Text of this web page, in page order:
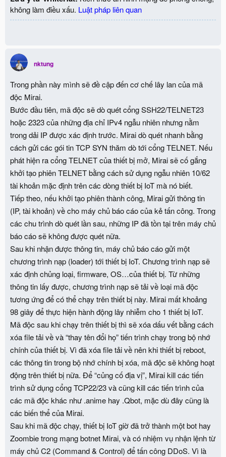
không làm điều xấu. Luật pháp liên quan
nktung
Trong phần này mình sẽ đề cập đến cơ chế lây lan của mã
độc Mirai.
Bước đầu tiên, mã độc sẽ dò quét cổng SSH22/TELNET23
hoặc 2323 của những địa chỉ IPv4 ngẫu nhiên nhưng nằm
trong dải IP được xác định trước. Mirai dò quét nhanh bằng
cách gửi các gói tin TCP SYN thăm dò tới cổng TELNET. Nếu
phát hiện ra cổng TELNET của thiết bị mở, Mirai sẽ cố gắng
khởi tạo phiên TELNET bằng cách sử dụng ngẫu nhiên 10/62
tài khoản mặc định trên các dòng thiết bị IoT mà nó biết.
Tiếp theo, nếu khởi tạo phiên thành công, Mirai gửi thông tin
(IP, tài khoản) về cho máy chủ báo cáo của kẻ tấn công. Trong
các chu trình dò quét lần sau, những IP đã tồn tại trên máy chủ
báo cáo sẽ không được quét nữa.
Sau khi nhận được thông tin, máy chủ báo cáo gửi một
chương trình nạp (loader) tới thiết bị IoT. Chương trình nạp sẽ
xác định chủng loại, firmware, OS…của thiết bị. Từ những
thông tin lấy được, chương trình nạp sẽ tải về loại mã độc
tương ứng để có thể chạy trên thiết bị này. Mirai mất khoảng
98 giây để thực hiện hành động lây nhiễm cho 1 thiết bị IoT.
Mã độc sau khi chạy trên thiết bị thì sẽ xóa dấu vết bằng cách
xóa file tải về và “thay tên đổi họ” tiến trình chạy trong bộ nhớ
chính của thiết bị. Vì đã xóa file tải về nên khi thiết bị reboot,
các thông tin trong bộ nhớ chính bị xóa, mã độc sẽ không hoạt
động trên thiết bị nữa. Để “củng cố địa vị”, Mirai kill các tiến
trình sử dụng cổng TCP22/23 và cũng kill các tiến trình của
các mã độc khác như .anime hay .Qbot, mặc dù đây cũng là
các biến thể của Mirai.
Sau khi mã độc chạy, thiết bị IoT giờ đã trở thành một bot hay
Zoombie trong mạng botnet Mirai, và có nhiệm vụ nhận lệnh từ
máy chủ C2 (Command & Control) để tấn công DDoS. Vì là